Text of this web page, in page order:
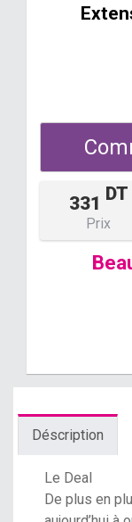
331 DT
Prix
Déscription
Le Deal
De plus en